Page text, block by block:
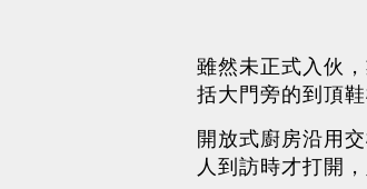
雖然未正式入伙
括大門旁的到頂
開放式廚房沿用
人到訪時才打開